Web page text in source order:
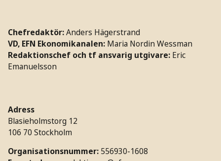
Chefredaktör:Anders Hägerstrand
VD, EFN Ekonomikanalen: Maria Nordin Wessman
Redaktionschef och tf ansvarig utgivare: Eric
Emanuelsson
Adress
Blasieholmstorg 12
106 70 Stockholm
Organisationsnummer: 556930-1608